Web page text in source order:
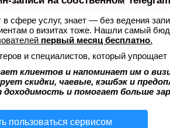
в сфере услуг, знает — без ведения
о визитах тоже. Нашли самый
первый месяц бесплатно.
и специалистов, который упрощает
клиентов и напоминает им о
скидки, чаевые, кэшбэк и
доходимость и помогает больше
пользоваться сервисом